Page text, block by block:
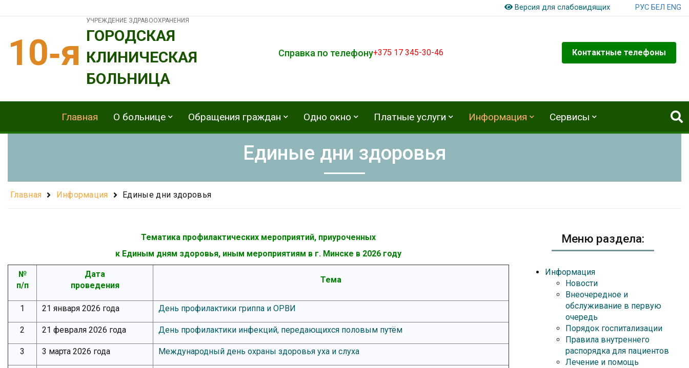
Версия для слабовидящих РУС БЕЛ ENG
10‑я
УЧРЕЖДЕНИЕ ЗДРАВООХРАНЕНИЯ
ГОРОДСКАЯ
КЛИНИЧЕСКАЯ
БОЛЬНИЦА
Справка по телефону+375 17 345-30-46 Контактные телефоны
Главная О больнице Обращения граждан Одно окно Платные услуги Информация Сервисы
Единые дни здоровья
Главная Информация Единые дни здоровья
Тематика профилактических мероприятий, приуроченных
к Единым дням здоровья, иным мероприятиям в г. Минске в 2026 году
№
п/п
Дата
проведения
Тема
1 21 января 2026 года День профилактики гриппа и ОРВИ
2 21 февраля 2026 года День профилактики инфекций, передающихся половым путём
3 3 марта 2026 года Международный день охраны здоровья уха и слуха
Меню раздела:
Информация
Новости
Внеочередное и
обслуживание в первую
очередь
Порядок госпитализации
Правила внутреннего
распорядка для пациентов
Лечение и помощь